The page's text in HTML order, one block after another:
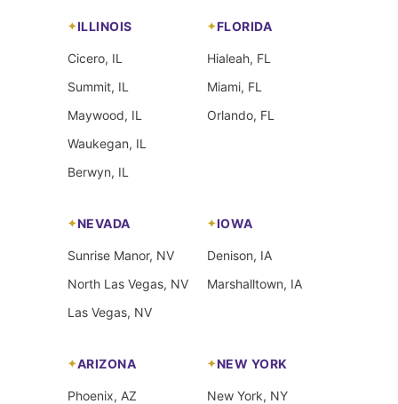
ILLINOIS
Cicero, IL
Summit, IL
Maywood, IL
Waukegan, IL
Berwyn, IL
FLORIDA
Hialeah, FL
Miami, FL
Orlando, FL
NEVADA
Sunrise Manor, NV
North Las Vegas, NV
Las Vegas, NV
IOWA
Denison, IA
Marshalltown, IA
ARIZONA
Phoenix, AZ
NEW YORK
New York, NY